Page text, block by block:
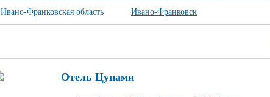
Ивано-Франковская область Ивано-Франковск
Отель Цунами